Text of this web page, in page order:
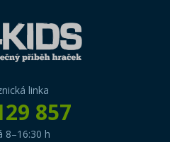
linka
857
8–16:30 h